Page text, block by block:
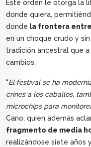
Este orden le otorga la
donde quiera,
donde la frontera
en un choque crudo y
tradición ancestral que
cambios.
“El festival se ha
crines a los caballos,
microchips para
Cano, quien además
fragmento de media
realizándose siete años